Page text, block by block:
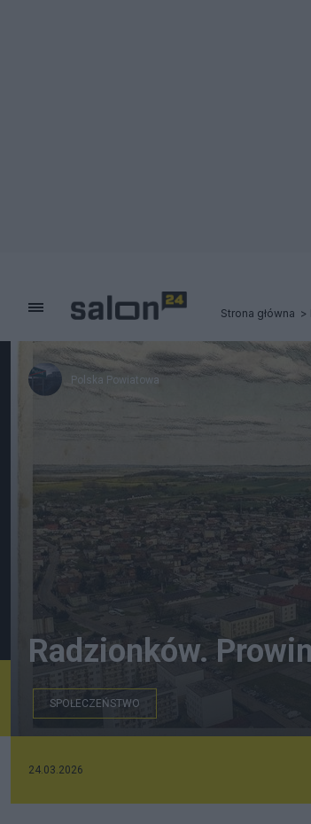
Strona główna
Polska Powiatowa
Radzionków.
SPOŁECZEŃSTWO
24.03.2026